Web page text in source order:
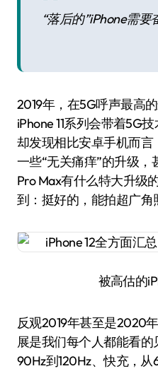
“落后的”iPhone需要
2019年，在5G呼声最高
iPhone 11系列会带着5G
却发现相比安卓手机而言
一些“无关痛痒”的升级，
Pro Max有什么特大升级
到：挺好的，能拍超广角
被高估的
反观2019年甚至是2020
展是我们每个人都能看
90Hz到120Hz、快充，从